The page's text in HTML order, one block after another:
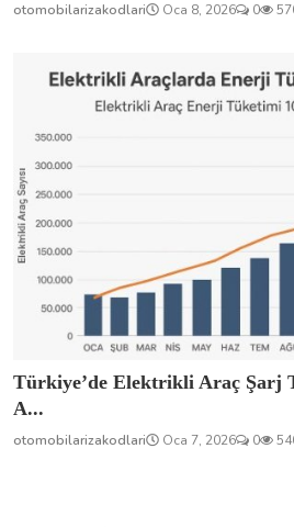
otomobilarizakodlari Oca 8, 2026 0
Türkiye’de Elektrikli Araç Şarj
A...
otomobilarizakodlari Oca 7, 2026 0